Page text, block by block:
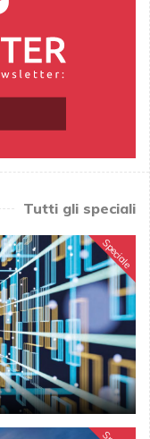
Tutti gli speciali
Speciale